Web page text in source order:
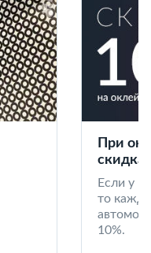
При
скидка
Если у
то
10%.